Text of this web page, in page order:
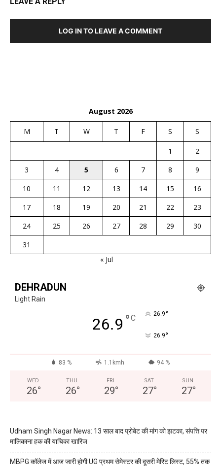
LOG IN TO LEAVE A COMMENT
August 2026
M T W T F S S
1
2
3
4 5 6 7 8
9
10
11 12 13 14 15
16
17
18 19 20 21 22
23
24
25 26 27 28 29
30
31
« Jul
DEHRADUN
Light Rain
26.9 °C 26.9°
26.9°
83 % 1.1kmh 94 %
WED
26°
THU
26°
FRI
29°
SAT
27°
SUN
27°
Udham Singh Nagar News: 13 साल बाद प्रोबेट की मांग को झटका, संपत्ति पर
मालिकाना हक की याचिका खारिज
MBPG कॉलेज में आज जारी होगी UG प्रथम सेमेस्टर की दूसरी मेरिट लिस्ट, 55% तक